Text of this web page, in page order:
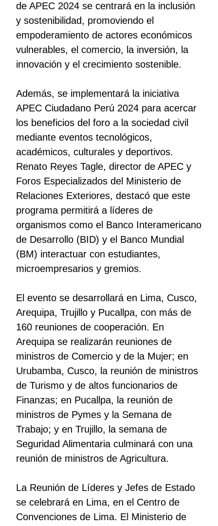
de APEC 2024 se centrará en la inclusión
y sostenibilidad, promoviendo el
empoderamiento de actores económicos
vulnerables, el comercio, la inversión, la
innovación y el crecimiento sostenible.
Además, se implementará la iniciativa
APEC Ciudadano Perú 2024 para acercar
los beneficios del foro a la sociedad civil
mediante eventos tecnológicos,
académicos, culturales y deportivos.
Renato Reyes Tagle, director de APEC y
Foros Especializados del Ministerio de
Relaciones Exteriores, destacó que este
programa permitirá a líderes de
organismos como el Banco Interamericano
de Desarrollo (BID) y el Banco Mundial
(BM) interactuar con estudiantes,
microempresarios y gremios.
El evento se desarrollará en Lima, Cusco,
Arequipa, Trujillo y Pucallpa, con más de
160 reuniones de cooperación. En
Arequipa se realizarán reuniones de
ministros de Comercio y de la Mujer; en
Urubamba, Cusco, la reunión de ministros
de Turismo y de altos funcionarios de
Finanzas; en Pucallpa, la reunión de
ministros de Pymes y la Semana de
Trabajo; y en Trujillo, la semana de
Seguridad Alimentaria culminará con una
reunión de ministros de Agricultura.
La Reunión de Líderes y Jefes de Estado
se celebrará en Lima, en el Centro de
Convenciones de Lima. El Ministerio de